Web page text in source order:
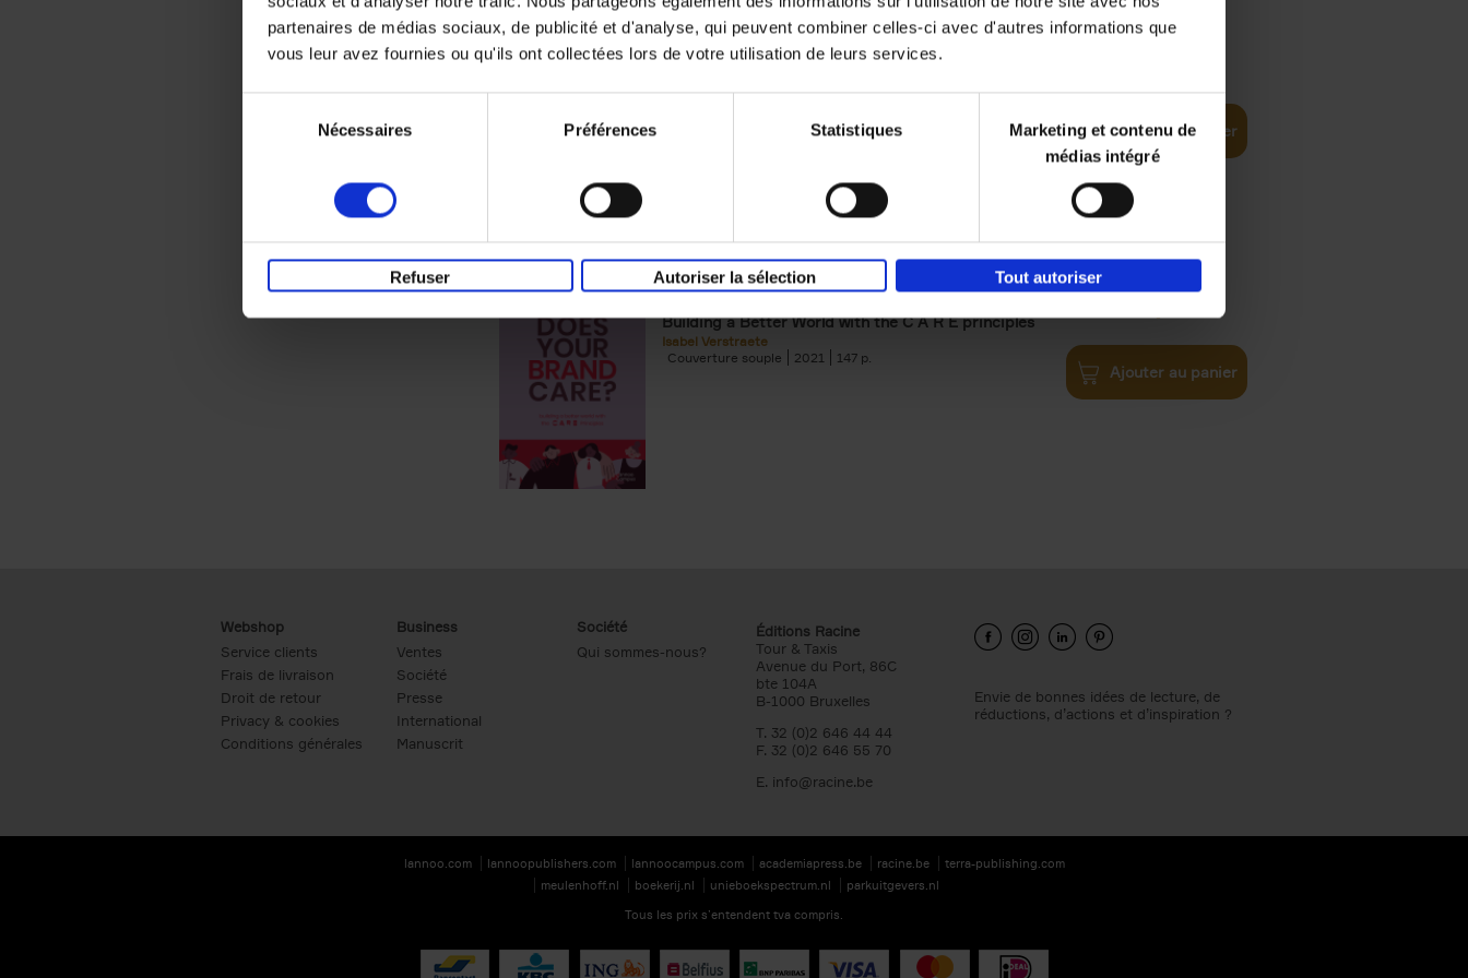
partenaires de médias sociaux, de publicité et d'analyse, qui peuvent combiner celles-ci avec d'autres informations que
vous leur avez fournies ou qu'ils ont collectées lors de votre utilisation de leurs services.
Nécessaires Préférences Statistiques
Marketing et contenu de
médias intégré
Refuser Autoriser la sélection Tout autoriser
Building Bonds = Building Business
Ajouter au panier
Does Your Brand Care?
Building a Better World with the C A R E principles
Isabel Verstraete
Couverture souple
2021 147
€34,99
Ajouter au panier
Webshop
Service clients
Frais de livraison
Droit de retour
Privacy & cookies
Conditions générales
Business
Ventes
Société
Presse
International
Manuscrit
Société
Qui sommes-nous?
Éditions Racine
Tour & Taxis
Avenue du Port, 86C
bte 104A
B-1000 Bruxelles
T. 32 (0)2 646 44 44
F. 32 (0)2 646 55 70
E. info@racine.be
Envie de bonnes idées de lecture, de
réductions, d’actions et d’inspiration ?
lannoo.com lannoopublishers.com lannoocampus.com academiapress.be racine.be
terra-publishing.com
meulenhoff.nl
boekerij.nl unieboekspectrum.nl
parkuitgevers.nl
Tous les prix s’entendent tva compris.